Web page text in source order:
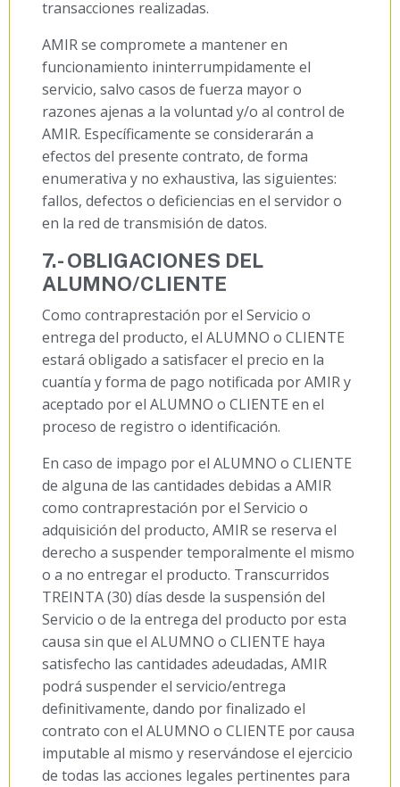
transacciones realizadas.
AMIR se compromete a mantener en
funcionamiento ininterrumpidamente el
servicio, salvo casos de fuerza mayor o
razones ajenas a la voluntad y/o al control de
AMIR. Específicamente se considerarán a
efectos del presente contrato, de forma
enumerativa y no exhaustiva, las siguientes:
fallos, defectos o deficiencias en el servidor o
en la red de transmisión de datos.
7.- OBLIGACIONES DEL
ALUMNO/CLIENTE
Como contraprestación por el Servicio o
entrega del producto, el ALUMNO o CLIENTE
estará obligado a satisfacer el precio en la
cuantía y forma de pago notificada por AMIR y
aceptado por el ALUMNO o CLIENTE en el
proceso de registro o identificación.
En caso de impago por el ALUMNO o CLIENTE
de alguna de las cantidades debidas a AMIR
como contraprestación por el Servicio o
adquisición del producto, AMIR se reserva el
derecho a suspender temporalmente el mismo
o a no entregar el producto. Transcurridos
TREINTA (30) días desde la suspensión del
Servicio o de la entrega del producto por esta
causa sin que el ALUMNO o CLIENTE haya
satisfecho las cantidades adeudadas, AMIR
podrá suspender el servicio/entrega
definitivamente, dando por finalizado el
contrato con el ALUMNO o CLIENTE por causa
imputable al mismo y reservándose el ejercicio
de todas las acciones legales pertinentes para